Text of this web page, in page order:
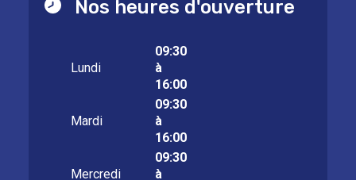
Nos heures d'ouverture
Lundi
09:30
à
16:00
Mardi
09:30
à
16:00
Mercredi
09:30
à